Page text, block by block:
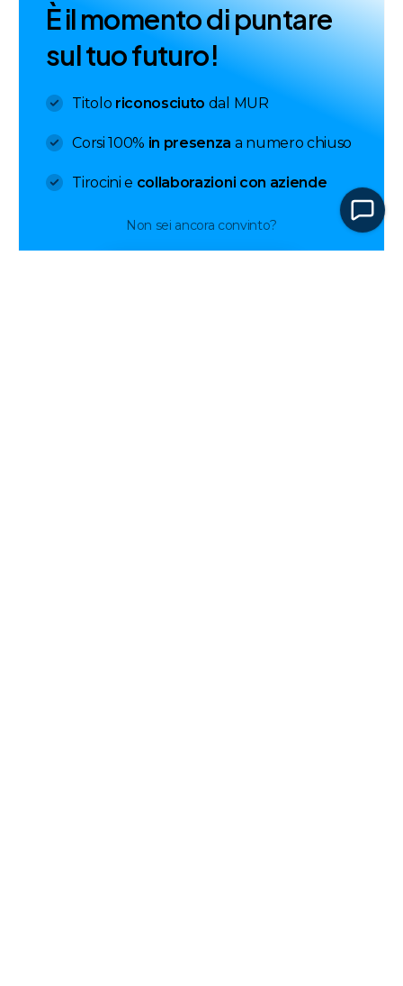
Èilmomentodipuntare
sultuofuturo!
Titolo riconosciuto dal MUR
Corsi 100% in presenza a numero chiuso
Tirocini e collaborazioni con aziende
Non sei ancora convinto?
Contattaci su Whatsapp!
Il metodo più veloce per metterti in contatto con
LABA è scriverci su Whatsapp!
Chatta con LABA